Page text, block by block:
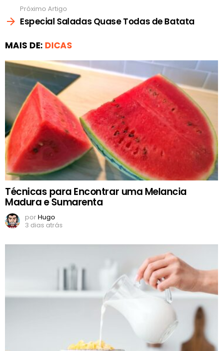
Próximo Artigo
Especial Saladas Quase Todas de Batata
MAIS DE: DICAS
Técnicas para Encontrar uma Melancia
Madura e Sumarenta
porHugo
3 dias atrás